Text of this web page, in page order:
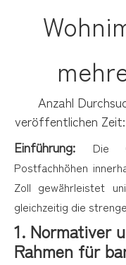
Anzahl
veröffentlichen
Einführung:
Die
Postfachhöhen
Zoll gewährleistet
gleichzeitig die
1. Normativer
Rahmen für